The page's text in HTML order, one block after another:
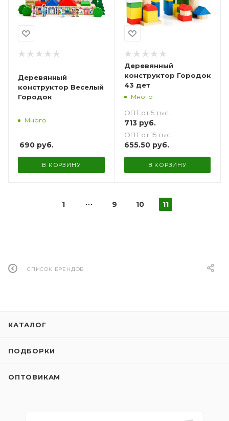
Деревянный
конструктор Веселый
Городок
Много
690 руб.
В КОРЗИНУ
Деревянный
конструктор Городок
43 дет
Много
ОПТ от 5 тыс.
713руб.
ОПТ от 15 тыс.
655.50руб.
В КОРЗИНУ
1 9 10 11
СПИСОК БРЕНДОВ
КАТАЛОГ
ПОДБОРКИ
ОПТОВИКАМ